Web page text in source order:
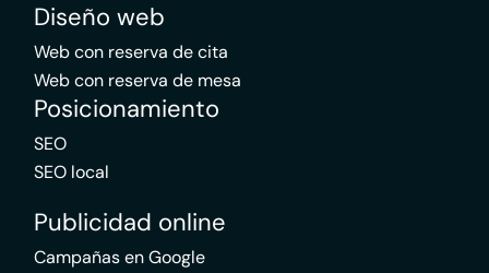
Diseño web
Web con reserva de cita
Web con reserva de mesa
Posicionamiento
SEO
SEO local
Publicidad online
Campañas en Google